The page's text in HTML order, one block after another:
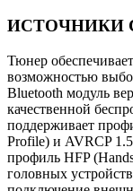
ИСТОЧНИКИ
Тюнер
возможностью
Bluetooth модуль
качественной
поддерживает
Profile) и AVRCP
профиль HFP
головных